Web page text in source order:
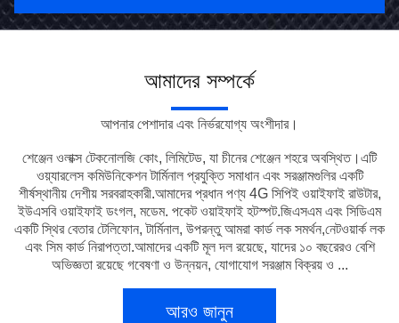
আমাদের সম্পর্কে
আপনার পেশাদার এবং নির্ভরযোগ্য অংশীদার।
শেঞ্জেন ওলাক্স টেকনোলজি কোং, লিমিটেড, যা চীনের শেঞ্জেন শহরে অবস্থিত।এটি
ওয়্যারলেস কমিউনিকেশন টার্মিনাল প্রযুক্তি সমাধান এবং সরঞ্জামগুলির একটি
শীর্ষস্থানীয় দেশীয় সরবরাহকারী.আমাদের প্রধান পণ্য 4G সিপিই ওয়াইফাই রাউটার,
ইউএসবি ওয়াইফাই ডংগল, মডেম. পকেট ওয়াইফাই হটস্পট.জিএসএম এবং সিডিএম
একটি স্থির বেতার টেলিফোন, টার্মিনাল, উপরন্তু আমরা কার্ড লক সমর্থন,নেটওয়ার্ক লক
এবং সিম কার্ড নিরাপত্তা.আমাদের একটি মূল দল রয়েছে, যাদের ১০ বছরেরও বেশি
অভিজ্ঞতা রয়েছে গবেষণা ও উন্নয়ন, যোগাযোগ সরঞ্জাম বিক্রয় ও ...
আরও জানুন